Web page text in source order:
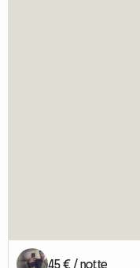
45 € / notte